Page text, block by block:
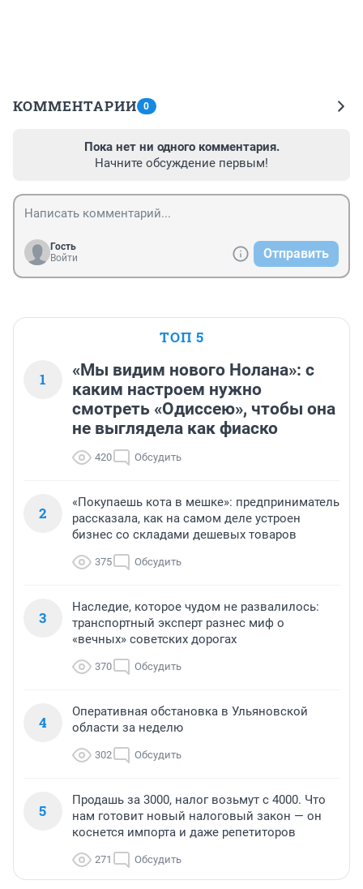
КОММЕНТАРИИ 0
Пока нет ни одного комментария.
Начните обсуждение первым!
Гость
Войти
Отправить
ТОП 5
1
«Мы видим нового Нолана»: с
каким настроем нужно
смотреть «Одиссею», чтобы она
не выглядела как фиаско
420 Обсудить
2
«Покупаешь кота в мешке»: предприниматель
рассказала, как на самом деле устроен
бизнес со складами дешевых товаров
375 Обсудить
3
Наследие, которое чудом не развалилось:
транспортный эксперт разнес миф о
«вечных» советских дорогах
370 Обсудить
4
Оперативная обстановка в Ульяновской
области за неделю
302 Обсудить
5
Продашь за 3000, налог возьмут с 4000. Что
нам готовит новый налоговый закон — он
коснется импорта и даже репетиторов
271 Обсудить